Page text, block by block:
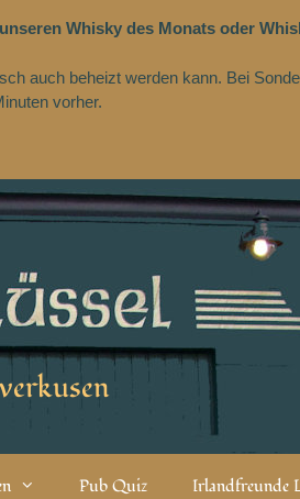
Whisky des Monats oder
auch beheizt werden kann. Bei
vorher.
Pub Quiz Irlandfreunde